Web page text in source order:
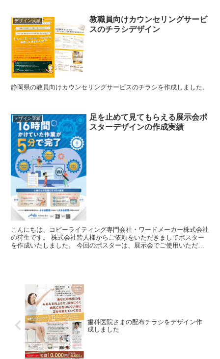
デザイン実績
教職員向けカウンセリングサービ
スのチラシデザイン
静岡県の教員向けカウンセリングサービスのチラシを作成しました。
デザイン実績
足を止めて見てもらえる展示会ポ
スターデザインの作成実績
こんにちは、コピーライティング専門会社・ワードメーカー株式会社
の狩生です。 株式会社皆人様からご依頼をいただきましてポスター
を作成いたしました。 今回のポスターは、展示会でご使用いただい
歯科医院さまの配布チラシをデザイン作
成しました